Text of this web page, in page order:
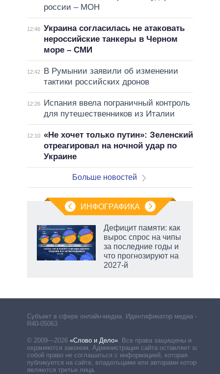
россии – МОН
12:46 Украина согласилась не атаковать
нероссийские танкеры в Черном
море – СМИ
12:42
В Румынии заявили об изменении
тактики российских дронов
12:26
Испания ввела пограничный контроль
для путешественников из Италии
12:10 «Не хочет только путин»: Зеленский
отреагировал на ночной удар по
Украине
Больше новостей
ИНФОГРАФИКА
Дефицит памяти: как
вырос спрос на чипы
за последние годы и
что прогнозируют на
2027-й
Субъект в сфере онлайн-медиа. Идентификатор медиа –
R40-05063
© 2009—2026 «Слово и Дело»
Все права защищены и
охраняются законом. Администрация сайта оставляет за
собой право не соглашаться с информацией, которая
публикуется на сайте, владельцами или авторами которой
являются третьи лица.